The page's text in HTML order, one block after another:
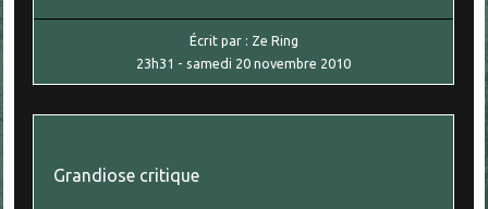
Écrit par : Ze Ring
23h31 - samedi 20 novembre 2010
Grandiose critique